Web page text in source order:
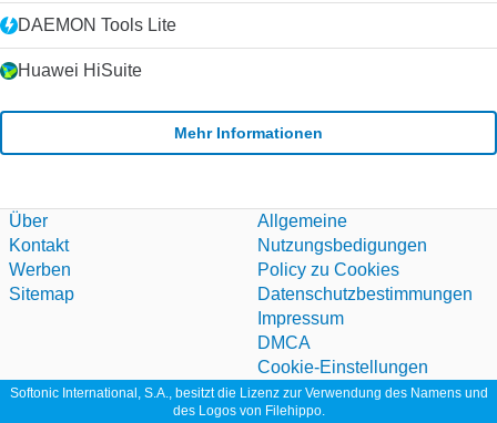
DAEMON Tools Lite
Huawei HiSuite
Mehr Informationen
Über
Kontakt
Werben
Sitemap
Allgemeine
Nutzungsbedigungen
Policy zu Cookies
Datenschutzbestimmungen
Impressum
DMCA
Cookie-Einstellungen
Softonic International, S.A., besitzt die Lizenz zur Verwendung des Namens und
des Logos von Filehippo.